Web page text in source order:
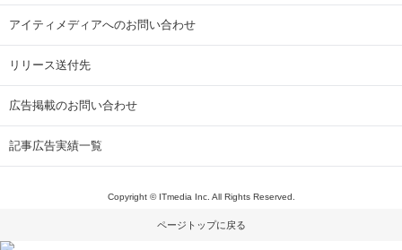
アイティメディアへのお問い合わせ
リリース送付先
広告掲載のお問い合わせ
記事広告実績一覧
Copyright © ITmedia Inc. All Rights Reserved.
ページトップに戻る